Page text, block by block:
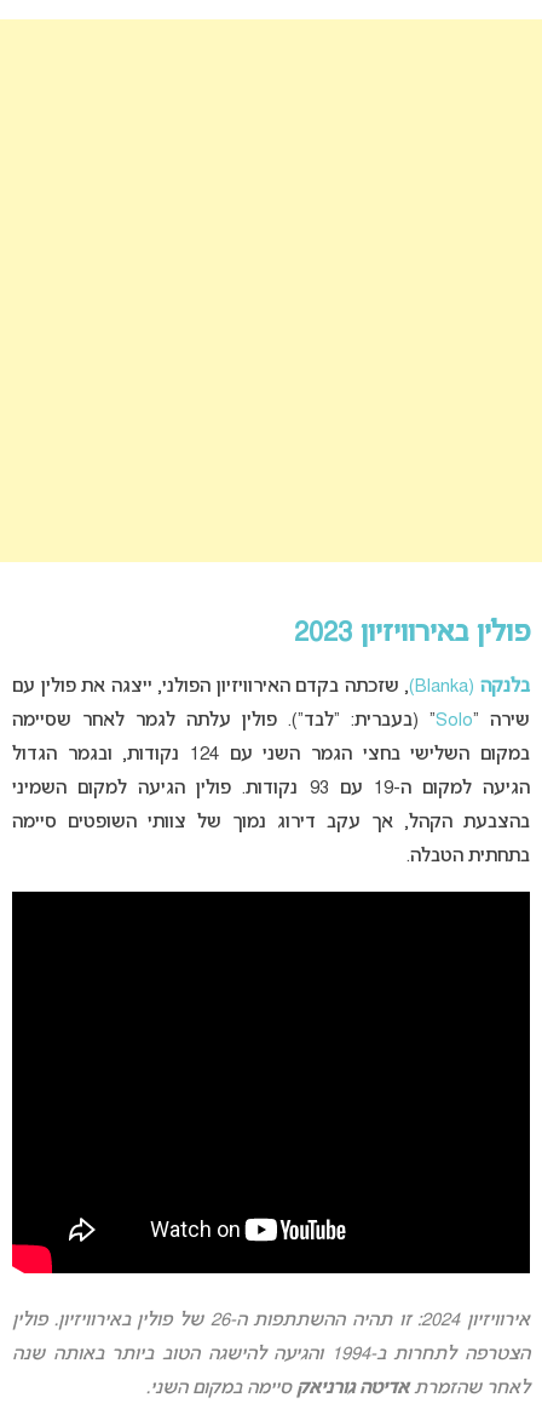
פולין באירוויזיון 2023
בלנקה(Blanka)
, שזכתה בקדם האירוויזיון הפולני, ייצגה את פולין עם
שירה “Solo” (בעברית: “לבד”). פולין עלתה לגמר לאחר שסיימה
במקום השלישי בחצי הגמר השני עם 124 נקודות, ובגמר הגדול
הגיעה למקום ה-19 עם 93 נקודות. פולין הגיעה למקום השמיני
בהצבעת הקהל, אך עקב דירוג נמוך של צוותי השופטים סיימה
בתחתית הטבלה.
אירוויזיון 2024: זו תהיה ההשתתפות ה-26 של פולין באירוויזיון. פולין
הצטרפה לתחרות ב-1994 והגיעה להישגה הטוב ביותר באותה שנה
לאחר שהזמרתאדיטה גורניאק סיימה במקום השני.